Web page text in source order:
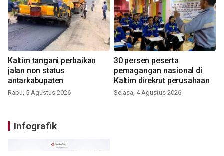
Kaltim tangani perbaikan
jalan non status
antarkabupaten
Rabu, 5 Agustus 2026
30 persen peserta
pemagangan nasional di
Kaltim direkrut perusahaan
Selasa, 4 Agustus 2026
Infografik